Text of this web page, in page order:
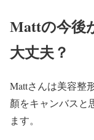
Mattの今後
大丈夫？
Mattさんは美容整
顏をキャンバスと
ます。